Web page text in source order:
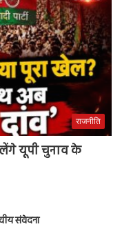
राजनीति
यूपी चुनाव के
संवेदना